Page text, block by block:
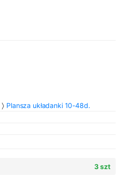
Plansza układanki 10-48d.
3 szt